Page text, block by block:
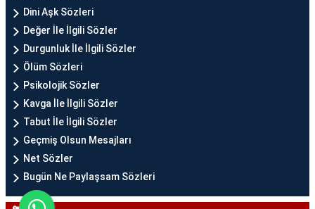
Dini Aşk Sözleri
Değer İle İlgili Sözler
Durgunluk İle İlgili Sözler
Ölüm Sözleri
Psikolojik Sözler
Kavga İle İlgili Sözler
Tabut İle İlgili Sözler
Geçmiş Olsun Mesajları
Net Sözler
Bugün Ne Paylaşsam Sözleri